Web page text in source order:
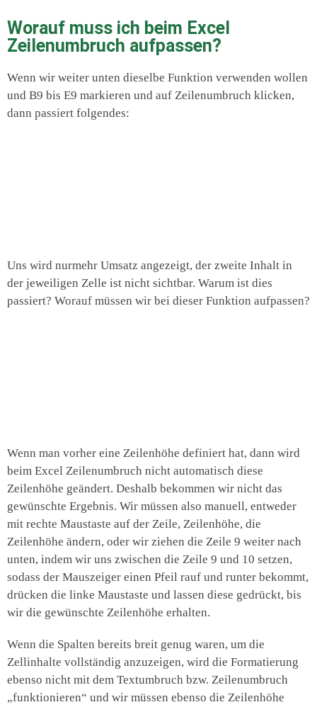
Worauf muss ich beim Excel
Zeilenumbruch aufpassen?
Wenn wir weiter unten dieselbe Funktion verwenden wollen
und B9 bis E9 markieren und auf Zeilenumbruch klicken,
dann passiert folgendes:
Uns wird nurmehr Umsatz angezeigt, der zweite Inhalt in
der jeweiligen Zelle ist nicht sichtbar. Warum ist dies
passiert? Worauf müssen wir bei dieser Funktion aufpassen?
Wenn man vorher eine Zeilenhöhe definiert hat, dann wird
beim Excel Zeilenumbruch nicht automatisch diese
Zeilenhöhe geändert. Deshalb bekommen wir nicht das
gewünschte Ergebnis. Wir müssen also manuell, entweder
mit rechte Maustaste auf der Zeile, Zeilenhöhe, die
Zeilenhöhe ändern, oder wir ziehen die Zeile 9 weiter nach
unten, indem wir uns zwischen die Zeile 9 und 10 setzen,
sodass der Mauszeiger einen Pfeil rauf und runter bekommt,
drücken die linke Maustaste und lassen diese gedrückt, bis
wir die gewünschte Zeilenhöhe erhalten.
Wenn die Spalten bereits breit genug waren, um die
Zellinhalte vollständig anzuzeigen, wird die Formatierung
ebenso nicht mit dem Textumbruch bzw. Zeilenumbruch
„funktionieren“ und wir müssen ebenso die Zeilenhöhe